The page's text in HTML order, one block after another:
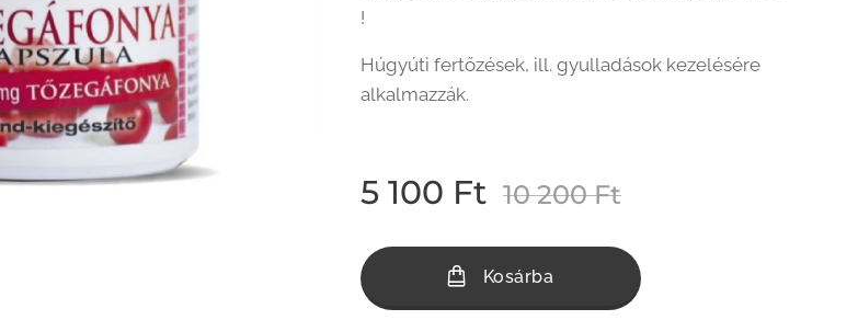
!
Húgyúti fertőzések, ill. gyulladások kezelésére
alkalmazzák.
5 100 Ft 10 200Ft
Kosárba